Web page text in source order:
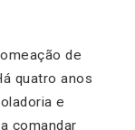
de
quatro anos
e
comandar